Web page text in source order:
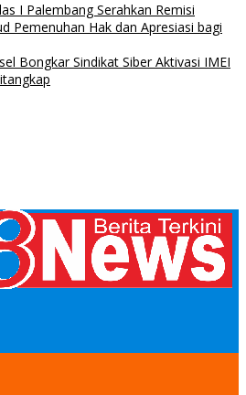
I Palembang Serahkan Remisi
Pemenuhan Hak dan Apresiasi bagi
Bongkar Sindikat Siber Aktivasi IMEI